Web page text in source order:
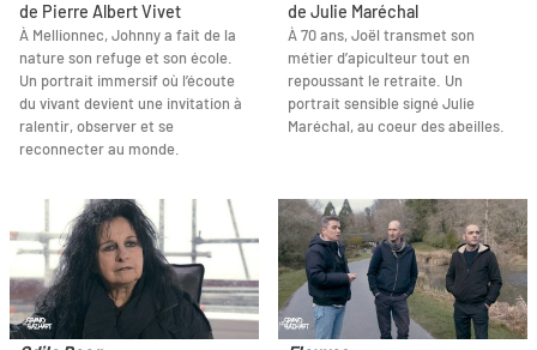
de Pierre Albert Vivet
À Mellionnec, Johnny a fait de la
nature son refuge et son école.
Un portrait immersif où l’écoute
du vivant devient une invitation à
ralentir, observer et se
reconnecter au monde.
de Julie Maréchal
À 70 ans, Joël transmet son
métier d’apiculteur tout en
repoussant le retraite. Un
portrait sensible signé Julie
Maréchal, au coeur des abeilles.